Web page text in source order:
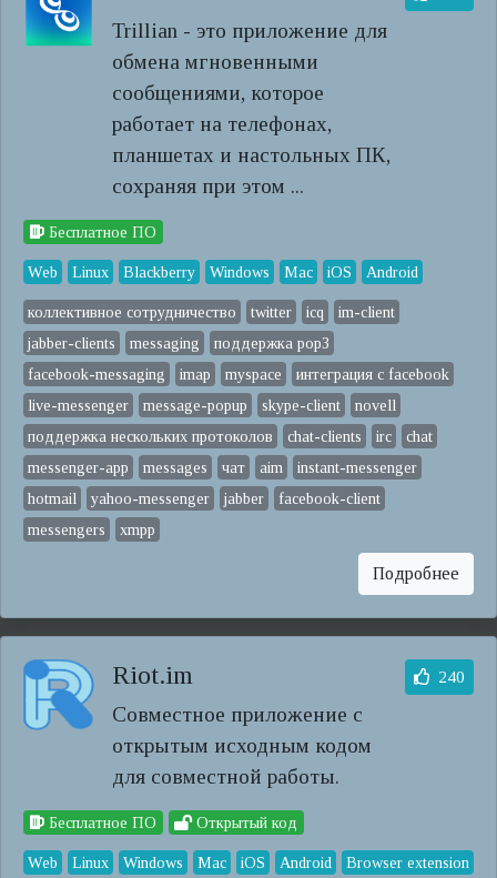
Trillian - это приложение для
обмена мгновенными
сообщениями, которое
работает на телефонах,
планшетах и ​​настольных ПК,
сохраняя при этом ...
Бесплатное ПО
Web Linux Blackberry Windows Mac iOS Android
коллективное сотрудничество twitter icq
im-client
jabber-clients
messaging
поддержка pop3
facebook-messaging
imap myspace
интеграция с facebook
live-messenger
message-popup skype-client
novell
поддержка нескольких протоколов
chat-clients irc
chat
messenger-app
messages чат aim
instant-messenger
hotmail
yahoo-messenger jabber
facebook-client
messengers
xmpp
Подробнее
Riot.im
Совместное приложение с
открытым исходным кодом
для совместной работы.
240
Бесплатное ПО Открытый код
Web Linux Windows Mac iOS Android Browser extension